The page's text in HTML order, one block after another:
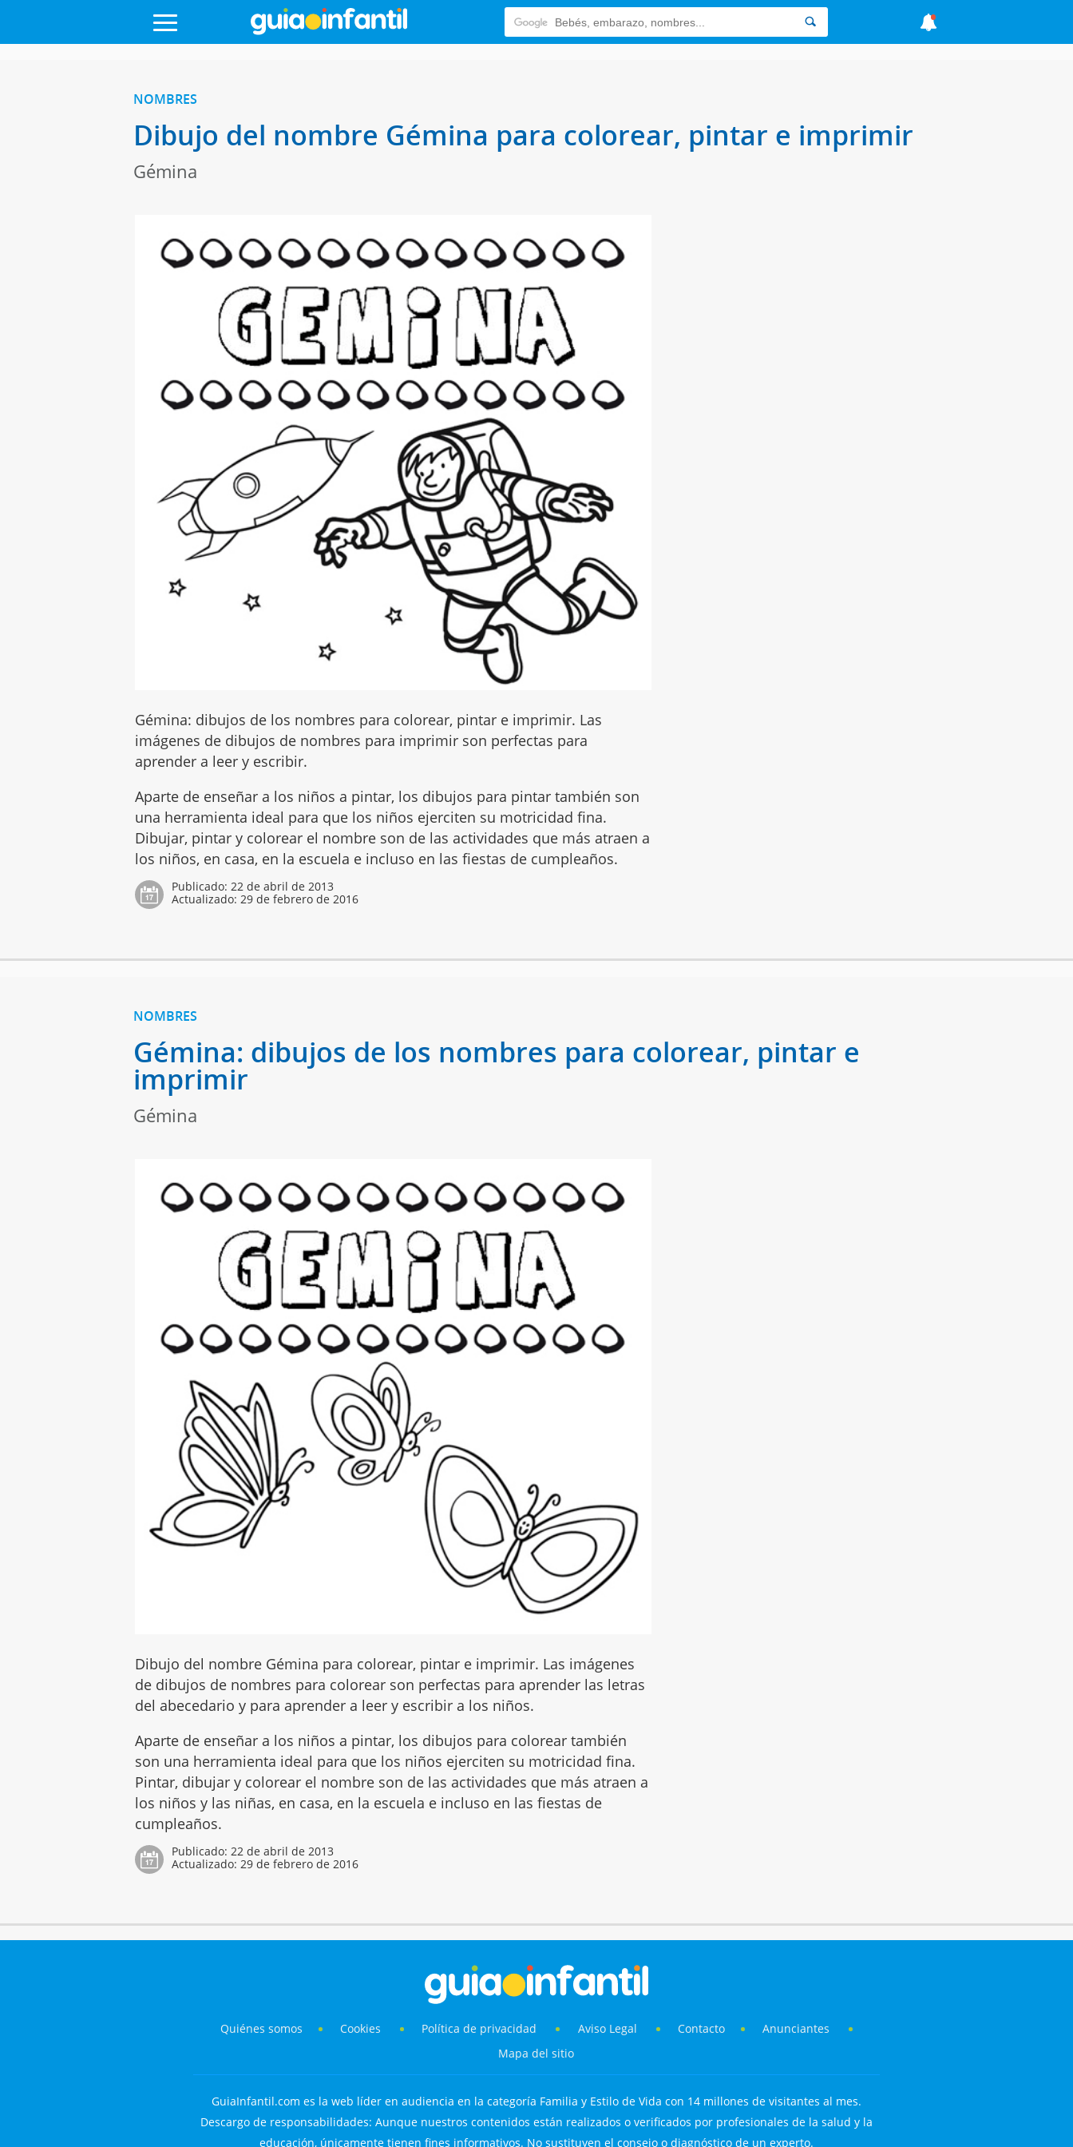
NOMBRES
Dibujo del nombre Gémina para colorear, pintar e imprimir
Gémina
Gémina: dibujos de los nombres para colorear, pintar e imprimir. Las
imágenes de dibujos de nombres para imprimir son perfectas para
aprender a leer y escribir.
Aparte de enseñar a los niños a pintar, los dibujos para pintar también son
una herramienta ideal para que los niños ejerciten su motricidad fina.
Dibujar, pintar y colorear el nombre son de las actividades que más atraen a
los niños, en casa, en la escuela e incluso en las fiestas de cumpleaños.
Publicado:22 de abril de 2013
Actualizado:29 de febrero de 2016
NOMBRES
Gémina: dibujos de los nombres para colorear, pintar e
imprimir
Gémina
Dibujo del nombre Gémina para colorear, pintar e imprimir. Las imágenes
de dibujos de nombres para colorear son perfectas para aprender las letras
del abecedario y para aprender a leer y escribir a los niños.
Aparte de enseñar a los niños a pintar, los dibujos para colorear también
son una herramienta ideal para que los niños ejerciten su motricidad fina.
Pintar, dibujar y colorear el nombre son de las actividades que más atraen a
los niños y las niñas, en casa, en la escuela e incluso en las fiestas de
cumpleaños.
Publicado:22 de abril de 2013
Actualizado:29 de febrero de 2016
Quiénes somos Cookies Política de privacidad Aviso Legal Contacto
Anunciantes
Mapa del sitio
GuiaInfantil.com es la web líder en audiencia en la categoría Familia y Estilo de Vida con 14 millones de visitantes al mes.
Descargo de responsabilidades: Aunque nuestros contenidos están realizados o verificados por profesionales de la salud y la
educación, únicamente tienen fines informativos. No sustituyen el consejo o diagnóstico de un experto.